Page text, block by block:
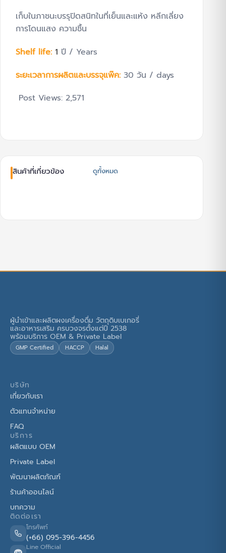
เก็บในภาชนะบรรุปิดสนิทในที่เย็นและแห้ง หลีกเลี่ยง
การโดนแสง ความชื้น
Shelf life: 1 ปี / Years
ระยะเวลาการผลิตและบรรจุแพ๊ค: 30 วัน / days
Post Views: 2,571
สินค้าที่เกี่ยวข้อง ดูทั้งหมด
ผู้นำเข้าและผลิตผงเครื่องดื่ม วัตถุดิบเบเกอรี่
และอาหารเสริม ครบวงจรตั้งแต่ปี 2538
พร้อมบริการ OEM & Private Label
GMP Certified HACCP Halal
บริษัท
เกี่ยวกับเรา
ตัวแทนจำหน่าย
FAQ
บริการ
ผลิตแบบ OEM
Private Label
พัฒนาผลิตภัณฑ์
ร้านค้าออนไลน์
บทความ
ติดต่อเรา
โทรศัพท์
(+66) 095-396-4456
Line Official